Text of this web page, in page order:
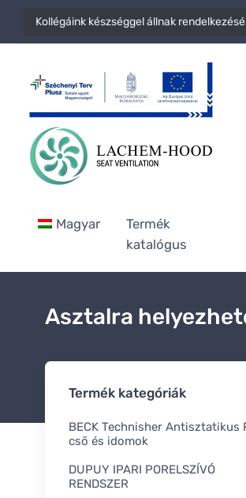
Kollégáink készséggel állnak
Magyar
Termék
katalógus
Asztalra
Termék kategóriák
BECK Technisher Antisztatikus
cső és idomok
DUPUY IPARI PORELSZÍVÓ
RENDSZER